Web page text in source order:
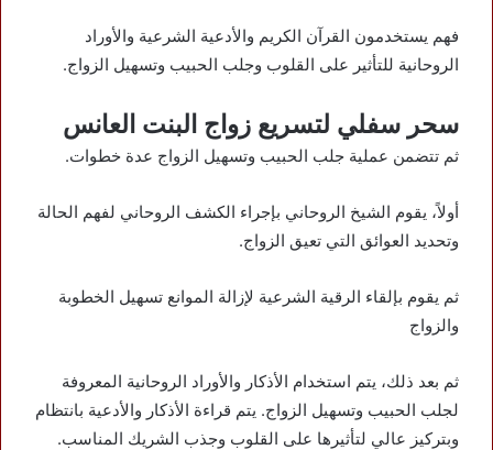
فهم يستخدمون القرآن الكريم والأدعية الشرعية والأوراد
الروحانية للتأثير على القلوب وجلب الحبيب وتسهيل الزواج.
سحر سفلي لتسريع زواج البنت العانس
ثم تتضمن عملية جلب الحبيب وتسهيل الزواج عدة خطوات.
أولاً، يقوم الشيخ الروحاني بإجراء الكشف الروحاني لفهم الحالة
وتحديد العوائق التي تعيق الزواج.
ثم يقوم بإلقاء الرقية الشرعية لإزالة الموانع تسهيل الخطوبة
والزواج
ثم بعد ذلك، يتم استخدام الأذكار والأوراد الروحانية المعروفة
لجلب الحبيب وتسهيل الزواج. يتم قراءة الأذكار والأدعية بانتظام
وبتركيز عالي لتأثيرها على القلوب وجذب الشريك المناسب.